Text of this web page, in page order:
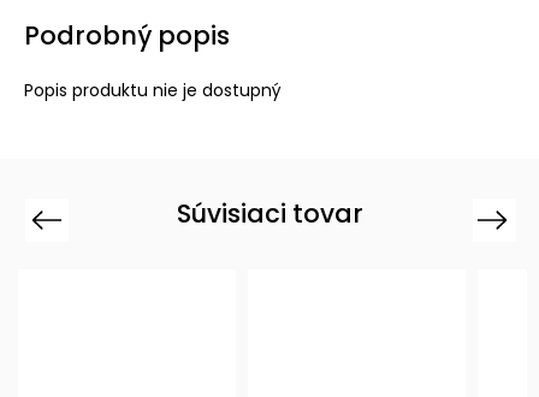
Podrobný popis
Popis produktu nie je dostupný
Súvisiaci tovar
Previous Next